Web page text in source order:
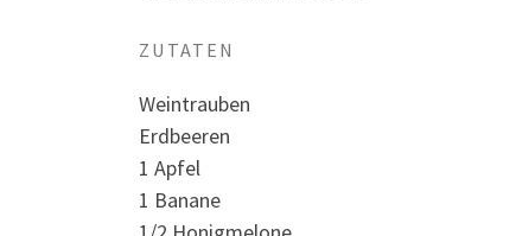
ZUTATEN
Weintrauben
Erdbeeren
1 Apfel
1 Banane